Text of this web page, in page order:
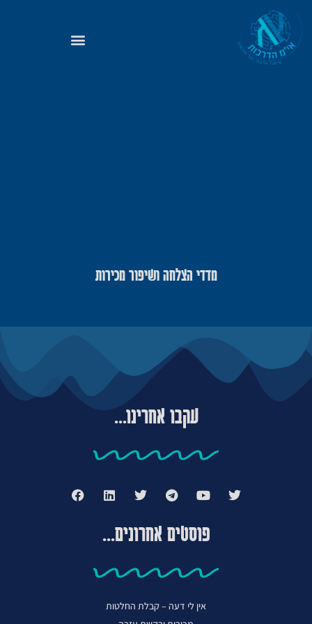
מדדי הצלחה ושיפור מכירות
עקבו אחרינו...
פוסטים אחרונים...
אין לי דעה – קבלת החלטות